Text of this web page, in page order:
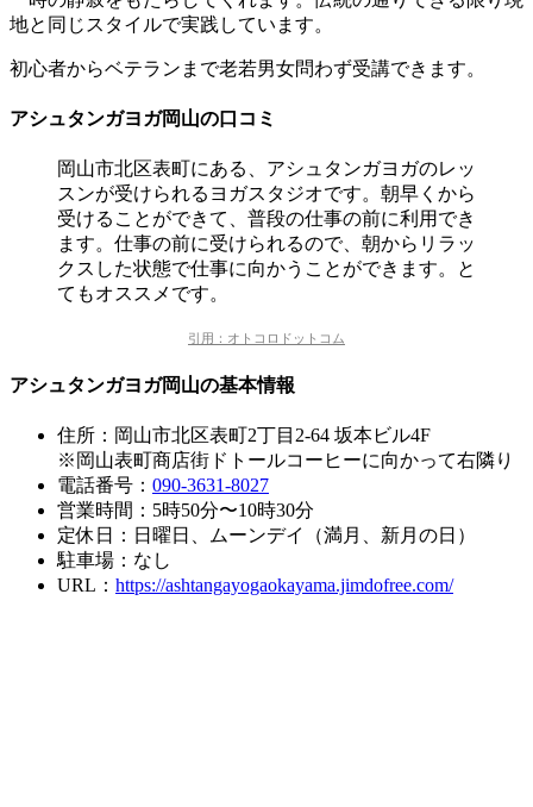
地と同じスタイルで実践 しています。
初心者からベテランまで老若男女問わず受講できます。
アシュタンガヨガ岡山の口コミ
岡山市北区表町にある、アシュタンガヨガのレッ
スンが受けられるヨガスタジオです。朝早くから
受けることができて、普段の仕事の前に利用でき
ます。仕事の前に受けられるので、朝からリラッ
クスした状態で仕事に向かうことができます。と
てもオススメです。
引用：オトコロドットコム
アシュタンガヨガ岡山の基本情報
住所：岡山市北区表町2丁目2-64 坂本ビル4F
※岡山表町商店街ドトールコーヒーに向かって右隣り
電話番号： 090-3631-8027
営業時間：5時50分〜10時30分
定休日：日曜日、ムーンデイ（満月、新月の日）
駐車場：なし
URL： https://ashtangayogaokayama.jimdofree.com/